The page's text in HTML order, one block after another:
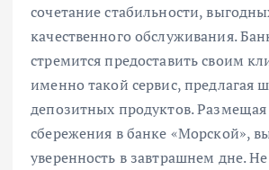
сочетание стабильности,
качественного обслуживания.
стремится предоставить своим
именно такой сервис, предлагая
депозитных продуктов. Размещая
сбережения в банке «Морской»,
уверенность в завтрашнем дне.